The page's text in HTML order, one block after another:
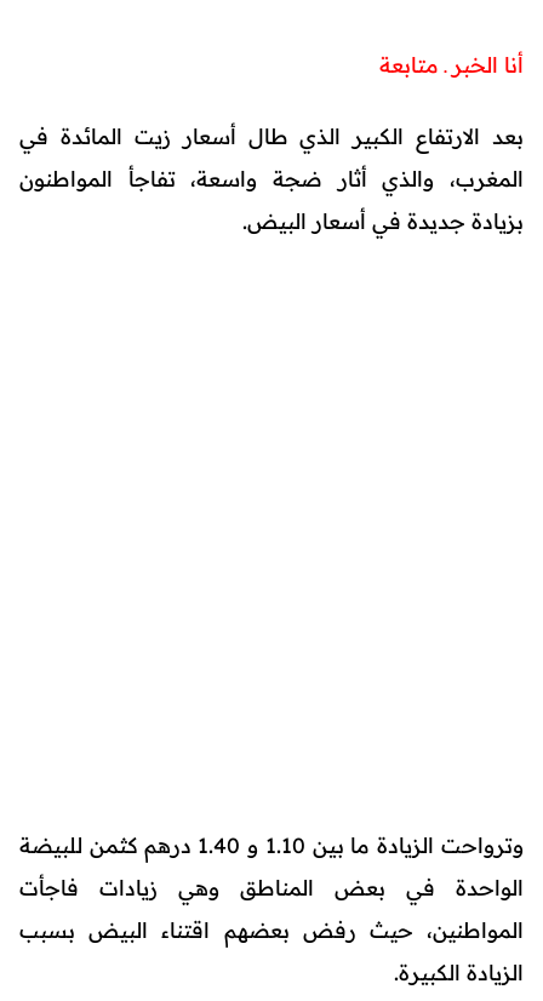
أنا الخبر ـ متابعة
بعد الارتفاع الكبير الذي طال أسعار زيت المائدة في
المغرب، والذي أثار ضجة واسعة، تفاجأ المواطنون
بزيادة جديدة في أسعار البيض.
وترواحت الزيادة ما بين 1.10 و 1.40 درهم كثمن للبيضة
الواحدة في بعض المناطق وهي زيادات فاجأت
المواطنين، حيث رفض بعضهم اقتناء البيض بسبب
الزيادة الكبيرة.